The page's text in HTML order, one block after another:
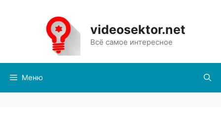
содержимому
videosektor.net
Всё самое интересное
Меню